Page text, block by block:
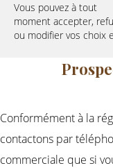
Vous pouvez à tout
moment accepter,
ou modifier vos choix
Conformément à la
contactons par
commerciale que si